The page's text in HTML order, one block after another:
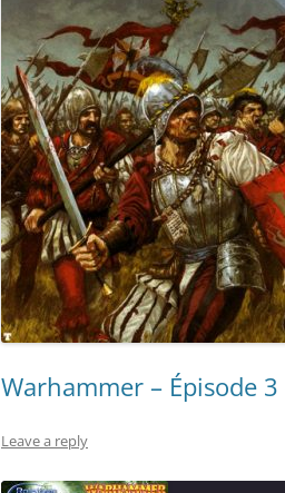
Warhammer – Épisode
Leave a reply